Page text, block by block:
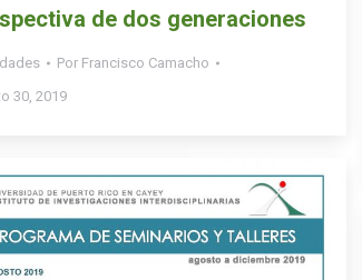
de dos generaciones
Por Francisco Camacho
30, 2019